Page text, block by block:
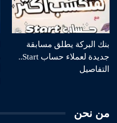
بنك البركة يطلق مسابقة
جديدة لعملاء حساب Start..
التفاصيل
من نحن